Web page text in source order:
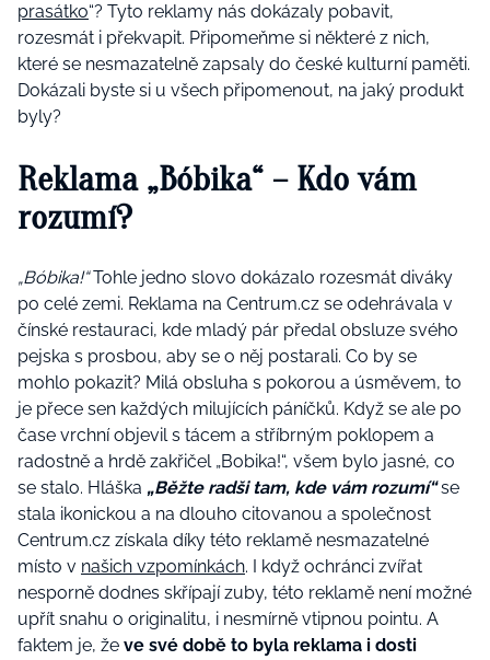
prasátko“? Tyto reklamy nás dokázaly pobavit,
rozesmát i překvapit. Připomeňme si některé z nich,
které se nesmazatelně zapsaly do české kulturní paměti.
Dokázali byste si u všech připomenout, na jaký produkt
byly?
Reklama „Bóbika“ – Kdo vám
rozumí?
„Bóbika!“Tohle jedno slovo dokázalo rozesmát diváky
po celé zemi. Reklama na Centrum.cz se odehrávala v
čínské restauraci, kde mladý pár předal obsluze svého
pejska s prosbou, aby se o něj postarali. Co by se
mohlo pokazit? Milá obsluha s pokorou a úsměvem, to
je přece sen každých milujících páníčků. Když se ale po
čase vrchní objevil s tácem a stříbrným poklopem a
radostně a hrdě zakřičel „Bobika!“, všem bylo jasné, co
se stalo. Hláška „Běžte radši tam, kde vám rozumí“ se
stala ikonickou a na dlouho citovanou a společnost
Centrum.cz získala díky této reklamě nesmazatelné
místo v našich vzpomínkách. I když ochránci zvířat
nesporně dodnes skřípají zuby, této reklamě není možné
upřít snahu o originalitu, i nesmírně vtipnou pointu. A
faktem je, že ve své době to byla reklama i dosti